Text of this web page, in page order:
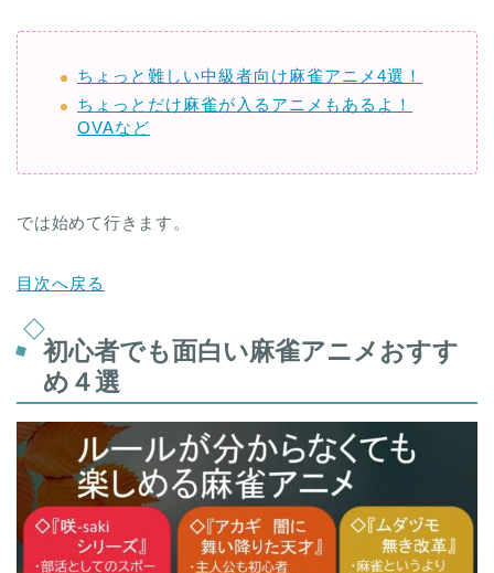
ちょっと難しい中級者向け麻雀アニメ4選！
ちょっとだけ麻雀が入るアニメもあるよ！
OVAなど
では始めて行きます。
目次へ戻る
初心者でも面白い麻雀アニメおすす
め４選